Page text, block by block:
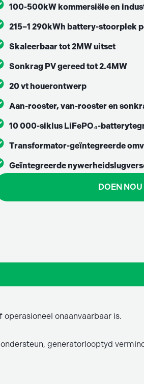
100-500kW kommersiële en
215–1 290kWh battery-stoorplek
Skaleerbaar tot 2MW uitset
Sonkrag PV gereed tot 2.4MW
20 vt houerontwerp
Aan-rooster, van-rooster en
10 000-siklus LiFePO₄-
Transformator-geïntegreerde
Geïntegreerde
DOEN
onaanvaarbaar is.
generatorlooptyd